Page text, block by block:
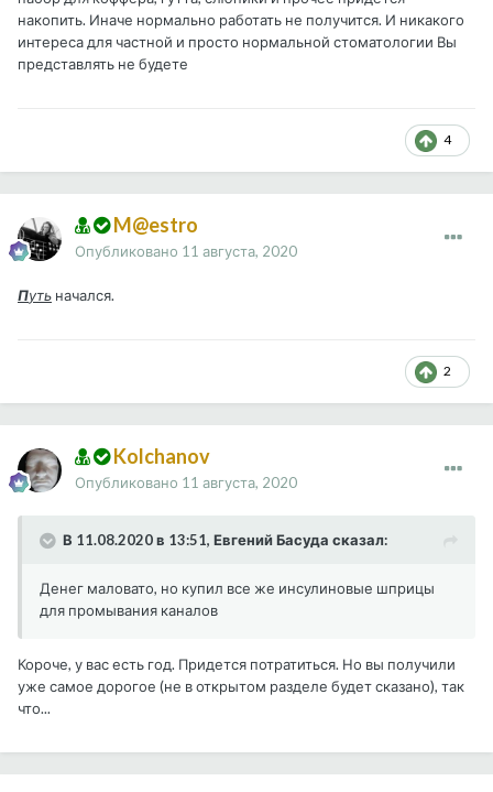
накопить. Иначе нормально работать не получится. И никакого
интереса для частной и просто нормальной стоматологии Вы
представлять не будете
4
M@estro
Опубликовано 11 августа, 2020
Путь начался.
2
Kolchanov
Опубликовано 11 августа, 2020
В 11.08.2020 в 13:51, Евгений Басуда сказал:
Денег маловато, но купил все же инсулиновые шприцы
для промывания каналов
Короче, у вас есть год. Придется потратиться. Но вы получили
уже самое дорогое (не в открытом разделе будет сказано), так
что...